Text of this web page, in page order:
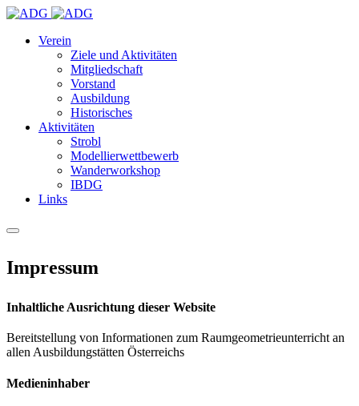
Verein
Ziele und Aktivitäten
Mitgliedschaft
Vorstand
Ausbildung
Historisches
Aktivitäten
Strobl
Modellierwettbewerb
Wanderworkshop
IBDG
Links
Impressum
Inhaltliche Ausrichtung dieser Website
Bereitstellung von Informationen zum Raumgeometrieunterricht an
allen Ausbildungstätten Österreichs
Medieninhaber